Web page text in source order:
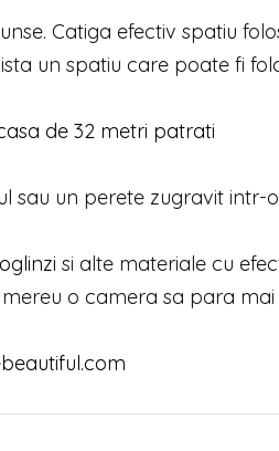
Catiga efectiv spatiu
un spatiu care poate fi
de 32 metri patrati
sau un perete zugravit
oglinzi si alte materiale cu
o camera sa para mai